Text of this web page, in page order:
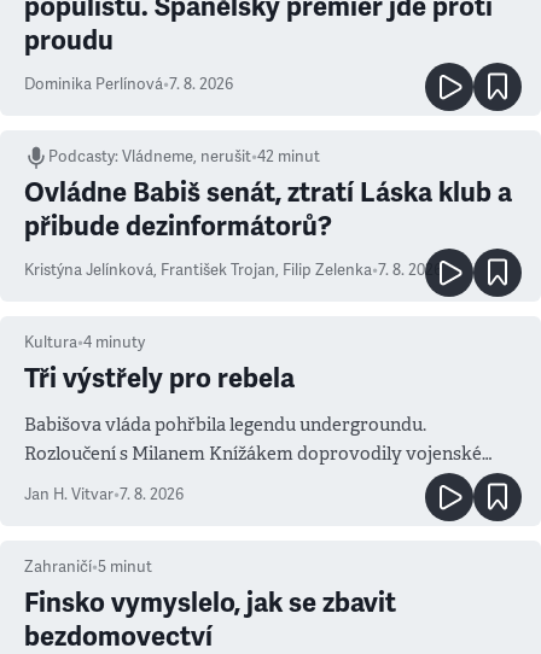
populistů. Španělský premiér jde proti
proudu
Dominika Perlínová•7. 8. 2026
Podcasty:Vládneme, nerušit•42 minut
Ovládne Babiš senát, ztratí Láska klub a
přibude dezinformátorů?
Kristýna Jelínková, František Trojan, Filip Zelenka•7. 8. 2026
Kultura•4 minuty
Tři výstřely pro rebela
Babišova vláda pohřbila legendu undergroundu.
Rozloučení s Milanem Knížákem doprovodily vojenské
salvy i kritika pokrokářů
Jan H. Vitvar•7. 8. 2026
Zahraničí•5 minut
Finsko vymyslelo, jak se zbavit
bezdomovectví